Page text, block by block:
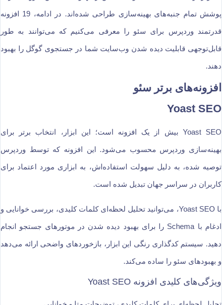
پوشش تمام جنبه‌های بهینه‌سازی طراحی شده‌اند. در ادامه، 19 افزونه
قدرتمند وردپرس برای سئو را معرفی می‌کنیم که می‌توانند به طور
قابل‌توجهی قابلیت دیده شدن وب‌سایت شما در جستجوی گوگل را بهبود
دهند.
افزونه‌های برتر سئو
Yoast SEO
Yoast SEO بیش از یک افزونه است؛ این ابزار، انتخاب برتر برای
بهینه‌سازی وردپرس محسوب می‌شود. این افزونه که توسط وردپرس
توصیه شده، به دلیل سهولت استفاده‌اش، به ابزاری مورد اعتماد برای
کاربران در سراسر جهان تبدیل شده است.
با Yoast SEO، می‌توانید تحلیل لحظه‌ای کلمات کلیدی، بررسی خوانایی و
ادغام با Schema را برای بهبود دیده شدن در موتورهای جستجو انجام
دهید. سیستم کدگذاری رنگی این ابزار، بازخوردهای واضحی ارائه می‌دهد
و بهبودهای سئو را ساده می‌کند.
ویژگی‌های کلیدی افزونه Yoast SEO